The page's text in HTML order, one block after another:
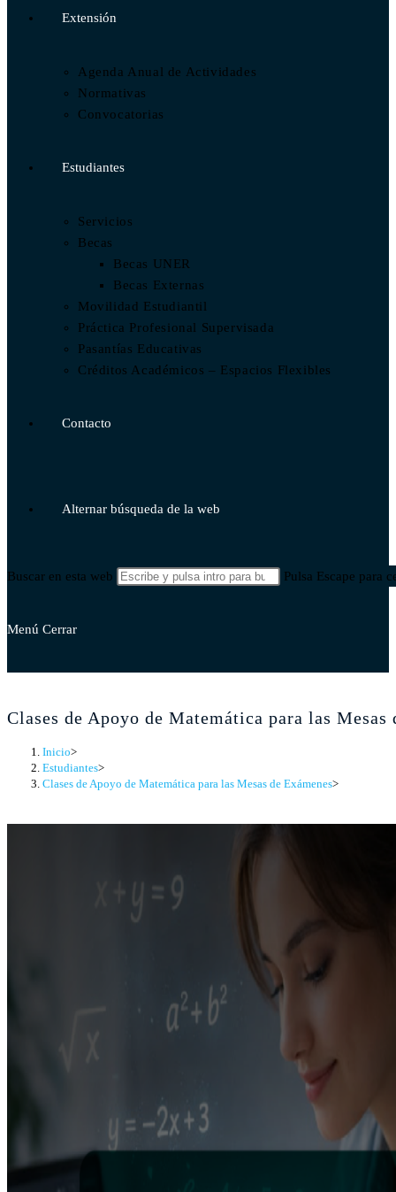
Extensión
Agenda Anual de Actividades
Normativas
Convocatorias
Estudiantes
Servicios
Becas
Becas UNER
Becas Externas
Movilidad Estudiantil
Práctica Profesional Supervisada
Pasantías Educativas
Créditos Académicos – Espacios Flexibles
Contacto
Alternar búsqueda de la web
Buscar en esta web Pulsa Escape para
Menú Cerrar
Clases de Apoyo de Matemática para las Mesas
Inicio>
Estudiantes>
Clases de Apoyo de Matemática para las Mesas de Exámenes>